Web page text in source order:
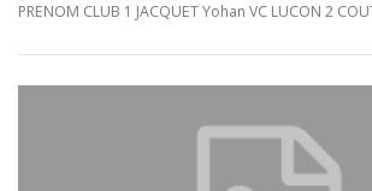
PRENOM CLUB 1 JACQUET Yohan VC LUCON 2